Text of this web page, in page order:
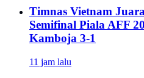
Timnas Vietnam
Semifinal Piala AFF
Kamboja 3-1
11 jam lalu